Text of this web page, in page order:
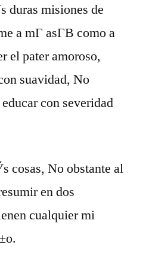
duras misiones de
a mГ­ asГ­В­ como a
el pater amoroso,
suavidad, No
con severidad
cosas, No obstante al
en dos
cualquier mi